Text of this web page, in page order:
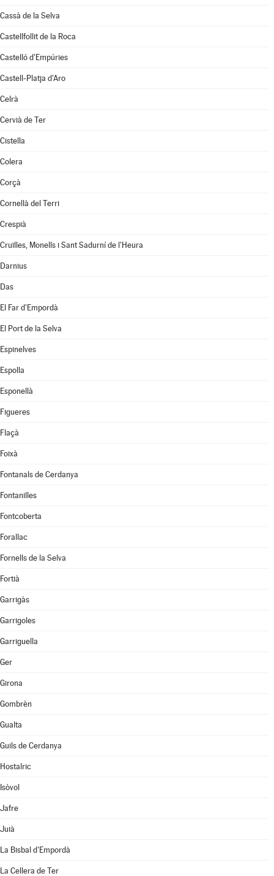
Cassà de la Selva
Castellfollit de la Roca
Castelló d'Empúries
Castell-Platja d'Aro
Celrà
Cervià de Ter
Cistella
Colera
Corçà
Cornellà del Terri
Crespià
Cruïlles, Monells i Sant Sadurní de l'Heura
Darnius
Das
El Far d'Empordà
El Port de la Selva
Espinelves
Espolla
Esponellà
Figueres
Flaçà
Foixà
Fontanals de Cerdanya
Fontanilles
Fontcoberta
Forallac
Fornells de la Selva
Fortià
Garrigàs
Garrigoles
Garriguella
Ger
Girona
Gombrèn
Gualta
Guils de Cerdanya
Hostalric
Isòvol
Jafre
Juià
La Bisbal d'Empordà
La Cellera de Ter